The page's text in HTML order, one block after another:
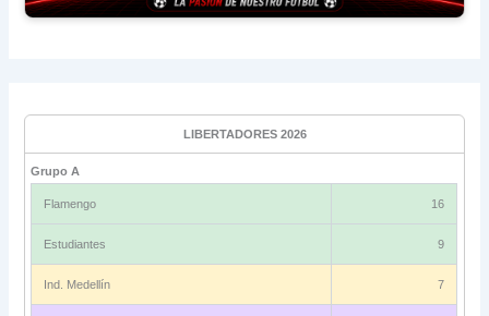
LIBERTADORES 2026
Grupo A
Flamengo 16
Estudiantes 9
Ind. Medellín 7